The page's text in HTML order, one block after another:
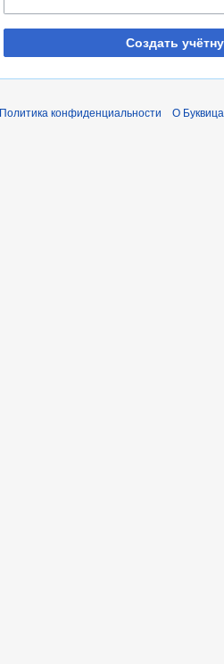
Создать
Политика конфиденциальности О Буквица